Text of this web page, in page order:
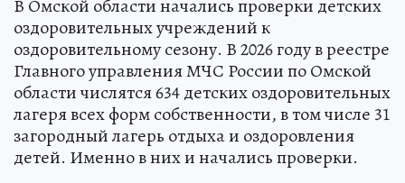
В Омской области начались проверки детских
оздоровительных учреждений к
оздоровительному сезону. В 2026 году в реестре
Главного управления МЧС России по Омской
области числятся 634 детских оздоровительных
лагеря всех форм собственности, в том числе 31
загородный лагерь отдыха и оздоровления
детей. Именно в них и начались проверки.